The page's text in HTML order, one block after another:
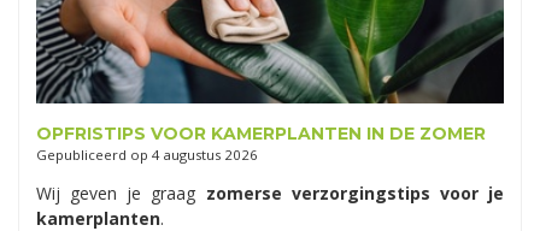
OPFRISTIPS VOOR KAMERPLANTEN IN DE ZOMER
Gepubliceerd op 4 augustus 2026
Wij geven je graag zomerse verzorgingstips voor je
kamerplanten.